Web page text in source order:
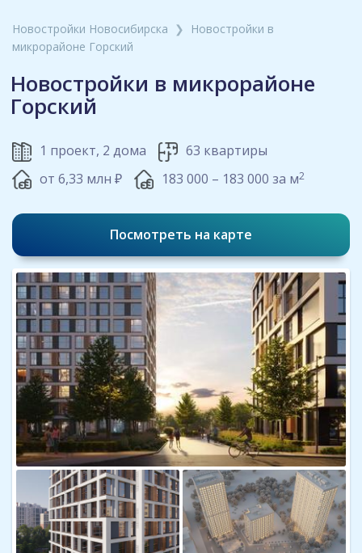
Новостройки Новосибирска ❯
Новостройки в
микрорайоне Горский
Новостройки в микрорайоне
Горский
1 проект, 2 дома
63 квартиры
от 6,33 млн ₽
183 000 – 183 000 за м2
Посмотреть на карте